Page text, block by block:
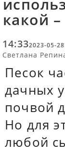
какой
14:332023-05-28
Светлана
Песок
дачных
почвой
Но для
любой